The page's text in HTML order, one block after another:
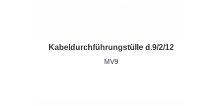
Kabeldurchführungstülle d.9/2/12
MV9